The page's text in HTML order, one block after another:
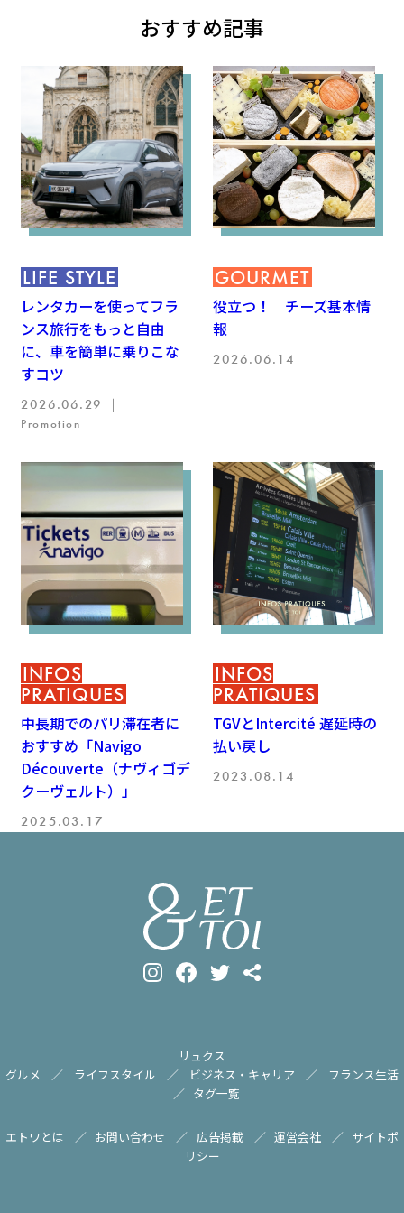
おすすめ記事
LIFE STYLE
レンタカーを使ってフラ
ンス旅行をもっと自由
に、車を簡単に乗りこな
すコツ
2026.06.29 ｜
Promotion
GOURMET
役立つ！ チーズ基本情
報
2026.06.14
INFOS
PRATIQUES
中長期でのパリ滞在者に
おすすめ「Navigo
Découverte（ナヴィゴデ
クーヴェルト）」
2025.03.17
INFOS
PRATIQUES
TGVとIntercité 遅延時の
払い戻し
2023.08.14
リュクス
グルメ
ライフスタイル ビジネス・キャリア
フランス生活
タグ一覧
エトワとは お問い合わせ 広告掲載 運営会社
サイトポ
リシー